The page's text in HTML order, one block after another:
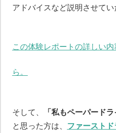
アドバイスなど説明させてい
この体験レポートの詳しい
ら。
そして、
「私もペーパード
と思った方は、 ファースト